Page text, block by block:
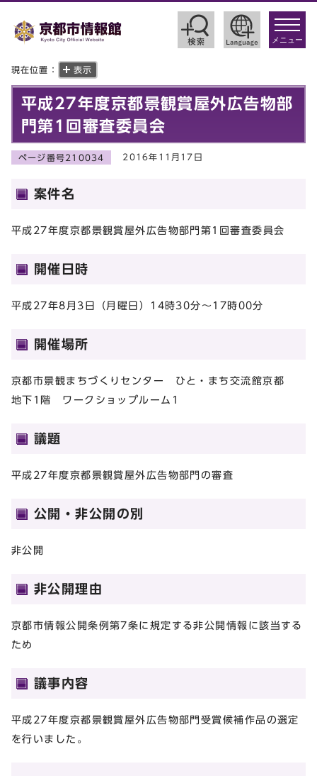
toggle
メニュー
現在位置： 表示
平成27年度京都景観賞屋外広告物部
門第1回審査委員会
ページ番号210034 2016年11月17日
案件名
平成27年度京都景観賞屋外広告物部門第1回審査委員会
開催日時
平成27年8月3日（月曜日）14時30分～17時00分
開催場所
京都市景観まちづくりセンター ひと・まち交流館京都
地下1階 ワークショップルーム1
議題
平成27年度京都景観賞屋外広告物部門の審査
公開・非公開の別
非公開
非公開理由
京都市情報公開条例第7条に規定する非公開情報に該当する
ため
議事内容
平成27年度京都景観賞屋外広告物部門受賞候補作品の選定
を行いました。